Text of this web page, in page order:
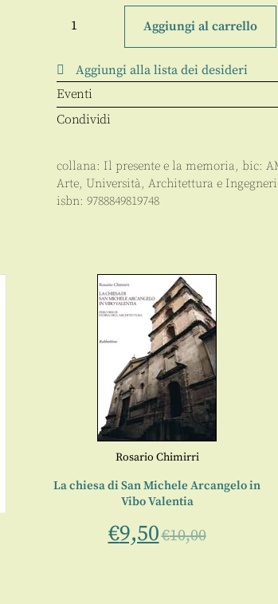
storico
Calabria
quantità
Aggiungi al carrello
Aggiungi alla lista dei desideri
Eventi
Condividi
collana: Il presente e la memoria, bic:
Arte, Università, Architettura e
isbn: 9788849819748
Rosario Chimirri
La chiesa di San Michele Arcangelo in
Vibo Valentia
€9,50€10,00